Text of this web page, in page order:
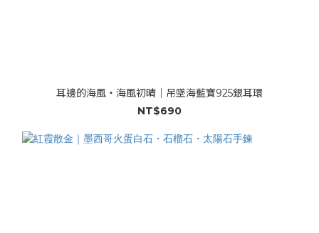
耳邊的海風・海風初晴｜吊墜海藍寶925銀耳環
NT$690